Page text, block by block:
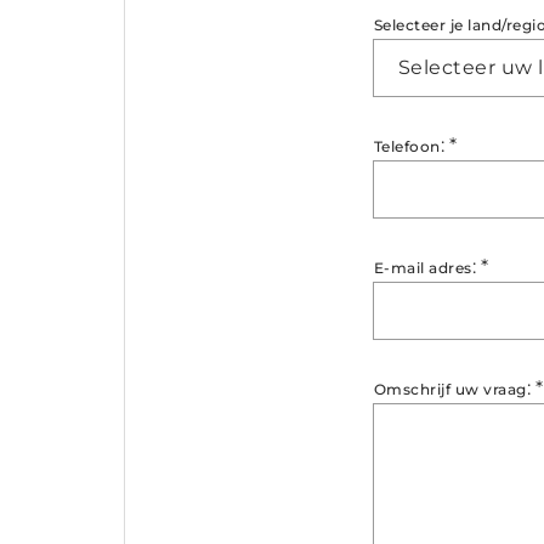
Selecteer je land/regio
Selecteer uw
Telefoon: *
E-mail adres: *
Omschrijf uw vraag: *